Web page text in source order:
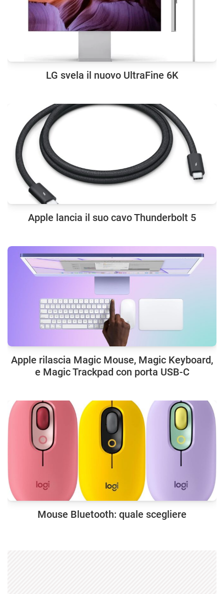
LG svela il nuovo UltraFine 6K
Apple lancia il suo cavo Thunderbolt 5
Apple rilascia Magic Mouse, Magic Keyboard,
e Magic Trackpad con porta USB-C
Mouse Bluetooth: quale scegliere